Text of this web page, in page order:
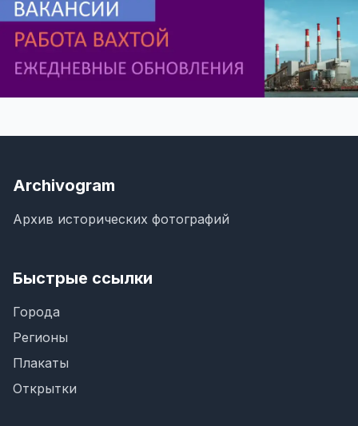
Archivogram
Архив исторических фотографий
Быстрые ссылки
Города
Регионы
Плакаты
Открытки